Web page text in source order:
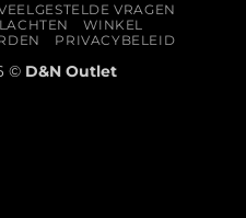
VRAGEN
WINKEL
PRIVACYBELEID
© D&N Outlet